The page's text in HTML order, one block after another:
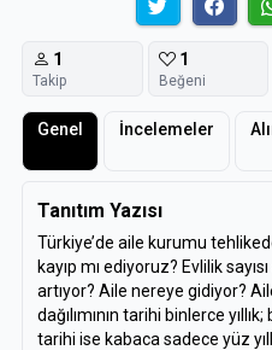
1
Takip
1
Beğeni
Genel İncelemeler
Tanıtım Yazısı
Türkiye’de aile kurumu
kayıp mı ediyoruz? Evlilik
artıyor? Aile nereye gidiyor?
dağılımının tarihi binlerce
tarihi ise kabaca sadece yüz